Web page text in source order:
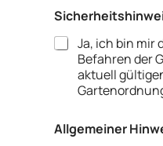
Ja, ich bin mir
Befahren der
aktuell
Allgemeiner